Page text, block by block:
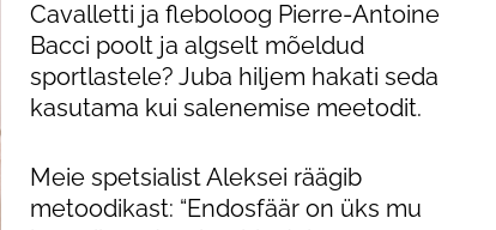
Günekoloogia
Triholoogia
Cavalletti ja fleboloog Pierre-Antoine
Bacci poolt ja algselt mõeldud
sportlastele? Juba hiljem hakati seda
kasutama kui salenemise meetodit.
Meie spetsialist Aleksei räägib
metoodikast: “Endosfäär on üks mu